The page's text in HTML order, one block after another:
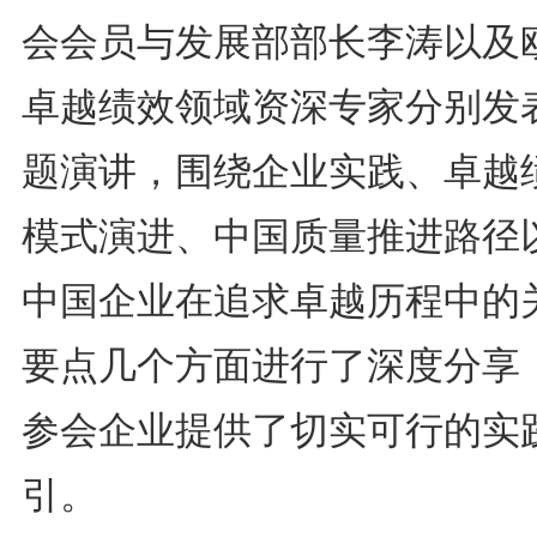
会会员与发展部部长李涛以及
卓越绩效领域资深专家分别发
题演讲，围绕企业实践、卓越
模式演进、中国质量推进路径
中国企业在追求卓越历程中的
要点几个方面进行了深度分享
参会企业提供了切实可行的实
引。